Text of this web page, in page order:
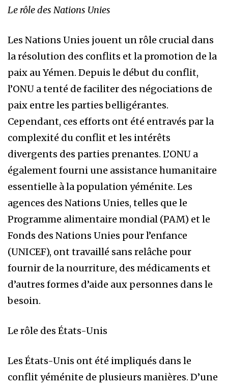
Le rôle des Nations Unies
Les Nations Unies jouent un rôle crucial dans
la résolution des conflits et la promotion de la
paix au Yémen. Depuis le début du conflit,
l’ONU a tenté de faciliter des négociations de
paix entre les parties belligérantes.
Cependant, ces efforts ont été entravés par la
complexité du conflit et les intérêts
divergents des parties prenantes. L’ONU a
également fourni une assistance humanitaire
essentielle à la population yéménite. Les
agences des Nations Unies, telles que le
Programme alimentaire mondial (PAM) et le
Fonds des Nations Unies pour l’enfance
(UNICEF), ont travaillé sans relâche pour
fournir de la nourriture, des médicaments et
d’autres formes d’aide aux personnes dans le
besoin.
Le rôle des États-Unis
Les États-Unis ont été impliqués dans le
conflit yéménite de plusieurs manières. D’une